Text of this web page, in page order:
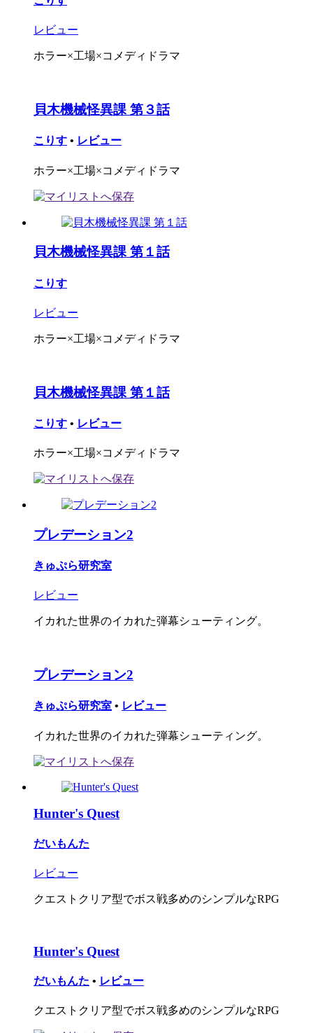
レビュー
ホラー×工場×コメディドラマ
貝木機械怪異課 第３話
こりす • レビュー
ホラー×工場×コメディドラマ
貝木機械怪異課 第１話
こりす
レビュー
ホラー×工場×コメディドラマ
貝木機械怪異課 第１話
こりす • レビュー
ホラー×工場×コメディドラマ
プレデーション2
きゅぷら研究室
レビュー
イカれた世界のイカれた弾幕シューティング。
プレデーション2
きゅぷら研究室 • レビュー
イカれた世界のイカれた弾幕シューティング。
Hunter's Quest
だいもんた
レビュー
クエストクリア型でボス戦多めのシンプルなRPG
Hunter's Quest
だいもんた • レビュー
クエストクリア型でボス戦多めのシンプルなRPG